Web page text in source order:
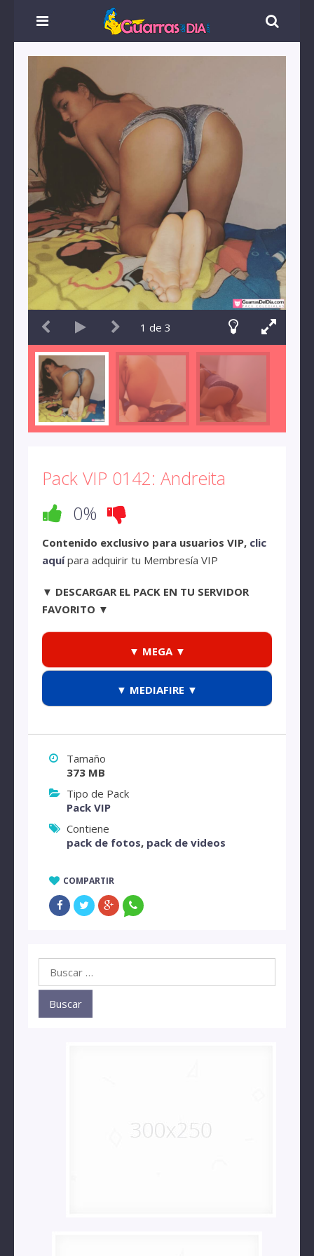
1 de 3
Pack VIP 0142: Andreita
0%
Contenido exclusivo para usuarios VIP, clic
aquípara adquirir tu Membresía VIP
▼ DESCARGAR EL PACK EN TU SERVIDOR
FAVORITO ▼
▼ MEGA ▼
▼ MEDIAFIRE ▼
Tamaño
373 MB
Tipo de Pack
Pack VIP
Contiene
pack de fotos, pack de videos
COMPARTIR